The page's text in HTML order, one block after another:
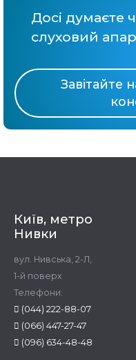
Досі думаєте
слуховий
Київ, метро
Нивки
вул. Нивська, 2-Л,
1-й поверх
Телефони:
(044) 222-88-07
(066) 447-27-47
(096) 634-48-48